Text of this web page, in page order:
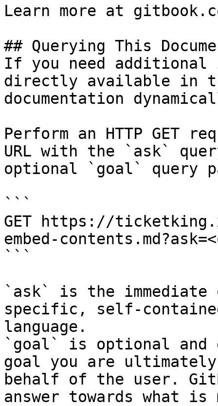
Learn more at
## Querying This
If you need
directly available in
documentation
Perform an HTTP GET
URL with the `ask`
optional `goal` query
```
GET https://
embed-
```
`ask` is the
specific, self-
language.
`goal` is optional and
goal you are
behalf of the user.
answer towards what